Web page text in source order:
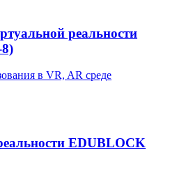
реальности
в VR, AR среде
EDUBLOCK